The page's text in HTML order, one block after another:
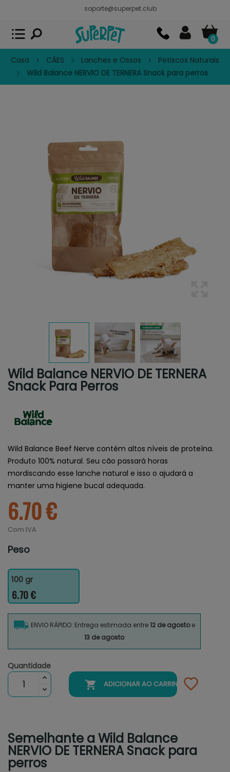
soporte@superpet.club
0
Casa CÃES Lanches e Ossos
Petiscos Naturais
Wild Balance NERVIO DE TERNERA Snack para perros
Wild Balance NERVIO DE TERNERA
Snack Para Perros
Wild Balance Beef Nerve contém altos níveis de proteína.
Produto 100% natural. Seu cão passará horas
mordiscando esse lanche natural e isso o ajudará a
manter uma higiene bucal adequada.
6.70 €
Com IVA
Peso
100 gr
6.70 €
ENVIO RÁPIDO: Entrega estimada entre12 de agostoe
13 de agosto
Quantidade
 ADICIONAR AO CARRINHO
Semelhante a Wild Balance
NERVIO DE TERNERA Snack para
perros
Superpet, comida para mascotas
APP GRATIS - En Google Play